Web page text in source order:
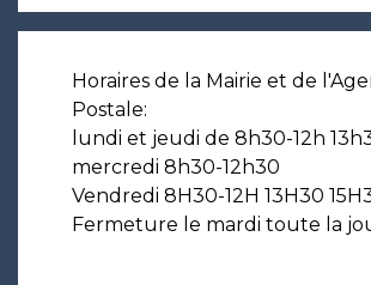
Horaires de la Mairie et de
Postale:
lundi et jeudi de 8h30-12h
mercredi 8h30-12h30
Vendredi 8H30-12H 13H30
Fermeture le mardi toute la